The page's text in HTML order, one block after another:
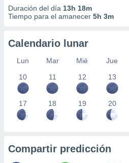
Duración del día 13h 18m
Tiempo para el amanecer 5h 3m
Calendario lunar
Lun Mar Mié Jue
10
11 12 13
17 18 19 20
Compartir predicción